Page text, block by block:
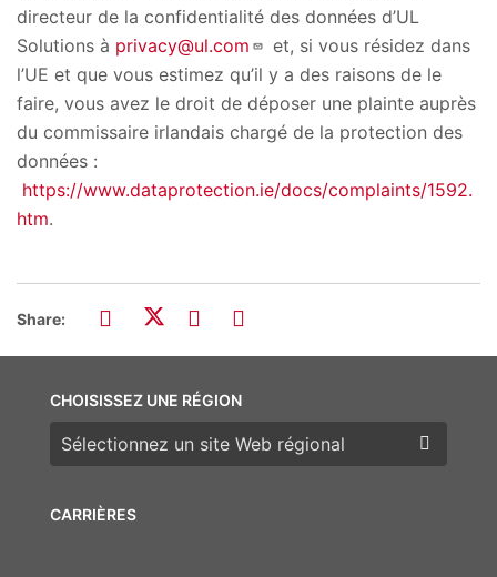
directeur de la confidentialité des données d’UL
Solutions à privacy@ul.com
et, si vous résidez dans
l’UE et que vous estimez qu’il y a des raisons de le
faire, vous avez le droit de déposer une plainte auprès
du commissaire irlandais chargé de la protection des
données :
https://www.dataprotection.ie/docs/complaints/1592.
htm.
Share:
CARRIÈRES
CHOISISSEZ UNE RÉGION
Choisissez une région